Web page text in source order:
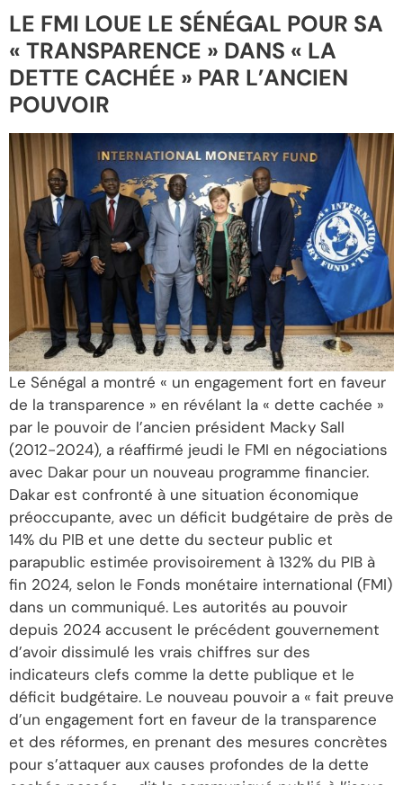
LE FMI LOUE LE SÉNÉGAL POUR SA
« TRANSPARENCE » DANS « LA
DETTE CACHÉE » PAR L’ANCIEN
POUVOIR
Le Sénégal a montré « un engagement fort en faveur
de la transparence » en révélant la « dette cachée »
par le pouvoir de l’ancien président Macky Sall
(2012-2024), a réaffirmé jeudi le FMI en négociations
avec Dakar pour un nouveau programme financier.
Dakar est confronté à une situation économique
préoccupante, avec un déficit budgétaire de près de
14% du PIB et une dette du secteur public et
parapublic estimée provisoirement à 132% du PIB à
fin 2024, selon le Fonds monétaire international (FMI)
dans un communiqué. Les autorités au pouvoir
depuis 2024 accusent le précédent gouvernement
d’avoir dissimulé les vrais chiffres sur des
indicateurs clefs comme la dette publique et le
déficit budgétaire. Le nouveau pouvoir a « fait preuve
d’un engagement fort en faveur de la transparence
et des réformes, en prenant des mesures concrètes
pour s’attaquer aux causes profondes de la dette